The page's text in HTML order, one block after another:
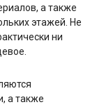
а также
этажей. Не
ни
а также